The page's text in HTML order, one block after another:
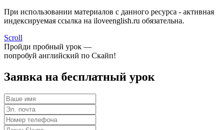
При использовании материалов с данного ресурса - активная
индексируемая ссылка на iloveenglish.ru обязательна.
Scroll
Пройди пробный урок —
попробуй английский по Скайп!
Заявка на бесплатный урок